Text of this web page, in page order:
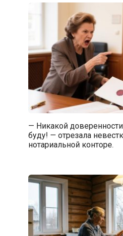
— Никакой
буду! — отрезала
нотариальной конторе.